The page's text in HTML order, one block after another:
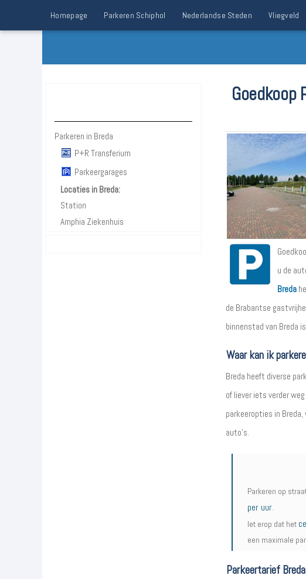
Homepage Parkeren Schiphol Nederlandse Steden Vliegveld
Parkeren in Breda
P+R Transferium
Parkeergarages
Locaties in Breda:
Station
Amphia Ziekenhuis
Goedkoop
u de
Breda
de Brabantse
binnenstad van Breda
Waar kan ik
Breda heeft diverse
of liever iets verder
parkeeropties in
auto's.
Parkeren op
per uur.
let erop dat het
een maximale
Parkeertarief